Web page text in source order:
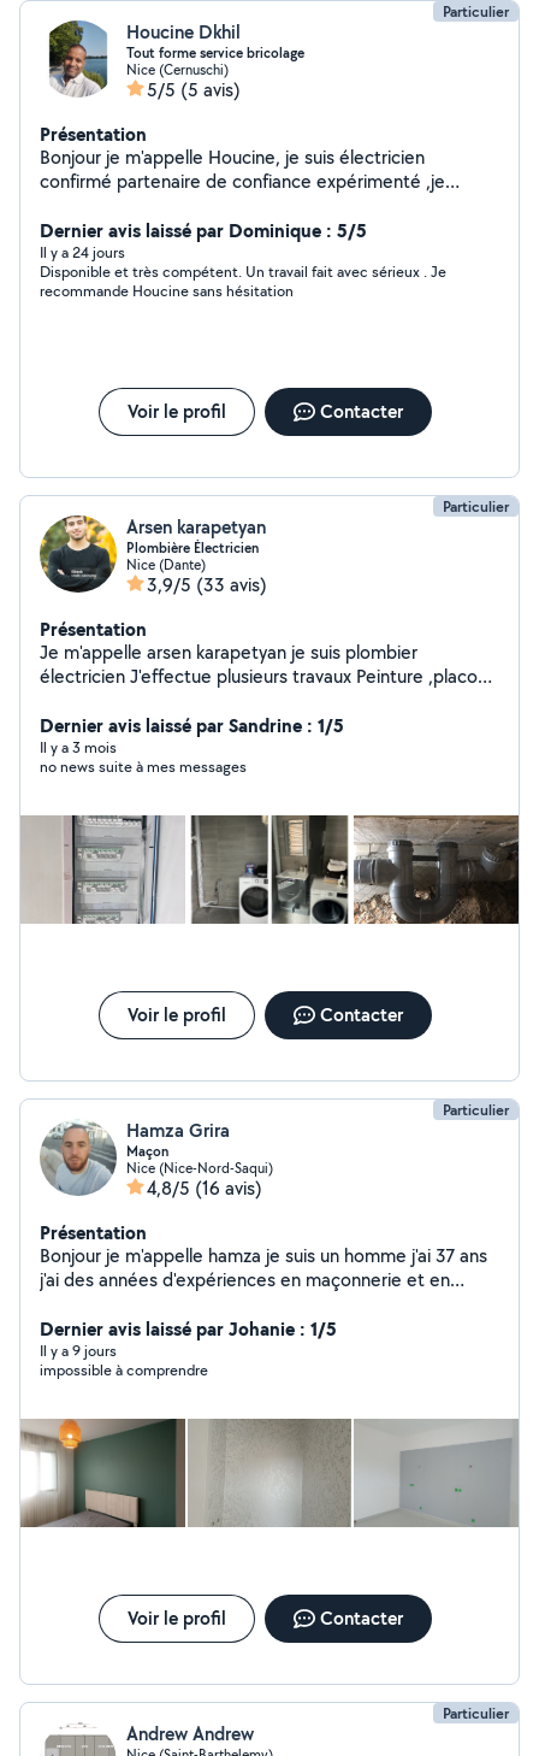
Particulier
Houcine Dkhil
Tout forme service bricolage
Nice (Cernuschi)
5/5 (5 avis)
Présentation
Bonjour je m'appelle Houcine, je suis électricien
confirmé partenaire de confiance expérimenté ,je
suis a votre service pour tout de travaux d'entretien et
bricolage et dépannage et installation électrique
N'hésitez pas a me contacter en cas de besoin et a la
fin le client c'est le Roi et notre but travail propre client
Dernier avis laissé par Dominique : 5/5
Il y a 24 jours
Disponible et très compétent. Un travail fait avec sérieux . Je
recommande Houcine sans hésitation
Voir le profil Contacter
Particulier
Arsen karapetyan
Plombière Électricien
Nice (Dante)
3,9/5 (33 avis)
Présentation
Je m'appelle arsen karapetyan je suis plombier
électricien J'effectue plusieurs travaux Peinture ,placo
électricité,montage et démontage des meuble
,plusieurs travaux de maison ,déménagement possible
Je travaille dans les domaines depuis 8 ans 5 ans de
Dernier avis laissé par Sandrine : 1/5
Il y a 3 mois
no news suite à mes messages
Voir le profil Contacter
Particulier
Hamza Grira
Maçon
Nice (Nice-Nord-Saqui)
4,8/5 (16 avis)
Présentation
Bonjour je m'appelle hamza je suis un homme j'ai 37 ans
j'ai des années d'expériences en maçonnerie et en
travaux de rénovation d'entretien Airbnb de maçonnerie
peinture et du bricolage n'hésitez pas à me contacter.
Dernier avis laissé par Johanie : 1/5
Il y a 9 jours
impossible à comprendre
Voir le profil Contacter
Particulier
Andrew Andrew